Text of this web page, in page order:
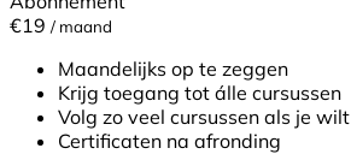
€19 / maand
Maandelijks op te zeggen
Krijg toegang tot álle cursussen
Volg zo veel cursussen als je wilt
Certificaten na afronding